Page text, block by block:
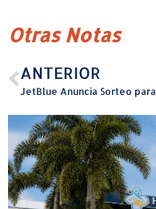
Otras Notas
ANTERIOR